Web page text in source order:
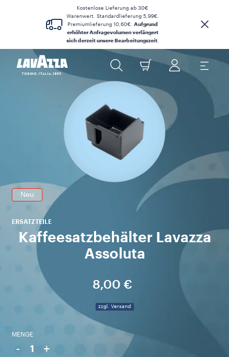
Kostenlose Lieferung ab 30€
Warenwert. Standardlieferung 5,99€.
Premiumlieferung 10,60€. Aufgrund
erhöhter Anfragevolumen verlängert
sich derzeit unsere Bearbeitungszeit.
Neu
ERSATZTEILE
Kaffeesatzbehälter Lavazza
Assoluta
8,00 €
zzgl. Versand
MENGE
- 1 +